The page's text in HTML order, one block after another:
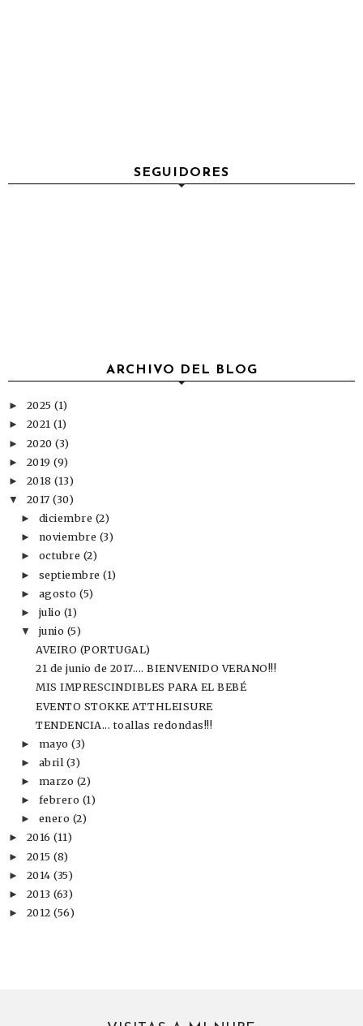
SEGUIDORES
ARCHIVO DEL BLOG
► 2025 (1)
► 2021 (1)
► 2020 (3)
► 2019 (9)
► 2018 (13)
▼ 2017 (30)
► diciembre (2)
► noviembre (3)
► octubre (2)
► septiembre(1)
► agosto(5)
► julio (1)
▼ junio (5)
AVEIRO (PORTUGAL)
21 de junio de 2017.... BIENVENIDO VERANO!!!
MIS IMPRESCINDIBLES PARA EL BEBÉ
EVENTO STOKKE ATTHLEISURE
TENDENCIA... toallas redondas!!!
► mayo(3)
► abril (3)
► marzo (2)
► febrero (1)
► enero (2)
► 2016 (11)
► 2015 (8)
► 2014 (35)
► 2013 (63)
► 2012 (56)